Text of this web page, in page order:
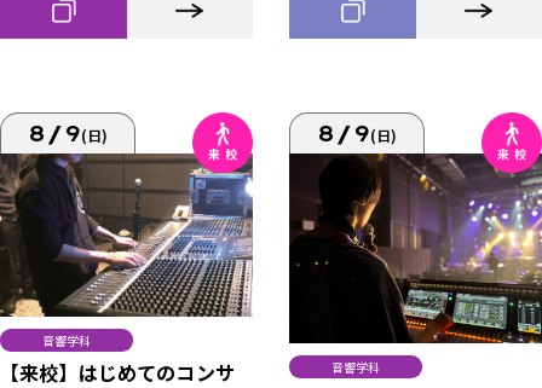
8/9(日)
音響学科
【来校】はじめてのコンサ
8/9(日)
音響学科